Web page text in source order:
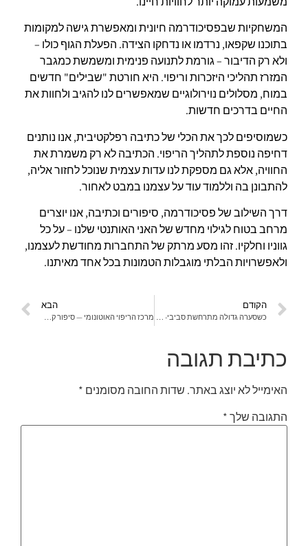
המשחקיות שבפסיכודרמה חיונית ומאפשרת גישה למקומות
בתוכנו שקפאו, נרדמו או נדחקו הצידה. הפעלת הגוף כולו –
ולא רק הדיבור – גורמת לתנועה פנימית ומשמשת כמגבר
המזרז תהליכי היזכרות וריפוי. היא חורטת "שבילים" חדשים
במוח, מסלולים נוירולוגיים שמאפשרים לנו להגיב ולחוות את
החיים בדרכים חדשות.
כשמוסיפים לכך את הכלי של כתיבה רפלקטיבית, אנו נותנים
דחיפה נוספת לתהליך הריפוי. הכתיבה לא רק משמרת את
החוויה, אלא גם מספקת לנו עדות עצמית שנוכל לחזור אליה,
להתבונן בה וללמוד עוד על עצמנו במבט לאחור.
דרך השילוב של פסיכודרמה, סיפורים וכתיבה, אנו יוצרים
מרחב בטוח לגילוי מחדש של האני האותנטי שלנו – על כל
גווניו וחלקיו. זהו מסע מרתק של התחברות מחודשת לעצמנו,
ולאפשרויות הבלתי מוגבלות הטמונות בכל אחד מאיתנו.
הקודם הבא
כתיבת תגובה
האימייל לא יוצג באתר. שדות החובה מסומנים *
התגובה שלך*